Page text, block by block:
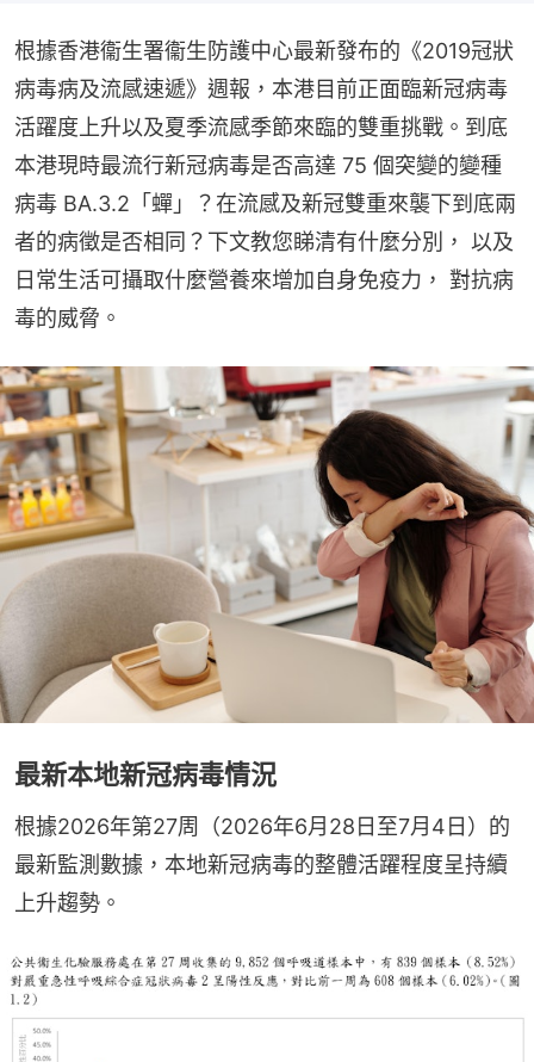
根據香港衞生署衞生防護中心最新發布的《2019冠狀
病毒病及流感速遞》週報，本港目前正面臨新冠病毒
活躍度上升以及夏季流感季節來臨的雙重挑戰。到底
本港現時最流行新冠病毒是否高達 75 個突變的變種
病毒 BA.3.2「蟬」？在流感及新冠雙重來襲下到底兩
者的病徵是否相同？下文教您睇清有什麼分別， 以及
日常生活可攝取什麼營養來增加自身免疫力， 對抗病
毒的威脅。
最新本地新冠病毒情況
根據2026年第27周（2026年6月28日至7月4日）的
最新監測數據，本地新冠病毒的整體活躍程度呈持續
上升趨勢。